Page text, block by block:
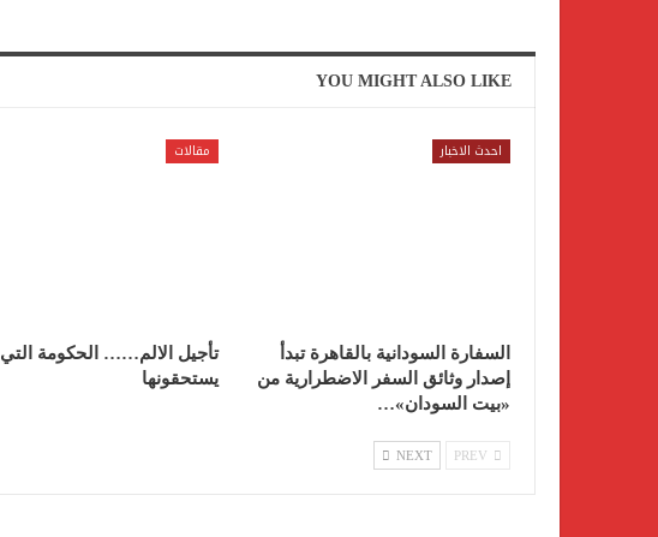
YOU MIGHT ALSO LIKE
احدث الاخبار
السفارة السودانية بالقاهرة تبدأ
إصدار وثائق السفر الاضطرارية من
«بيت السودان»…
مقالات
تأجيل الالم…… الحكومة التي
يستحقونها
NEXT